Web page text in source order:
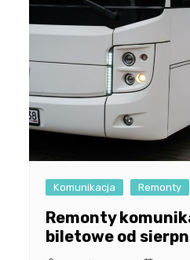
Komunikacja Remonty
Remonty
biletowe od